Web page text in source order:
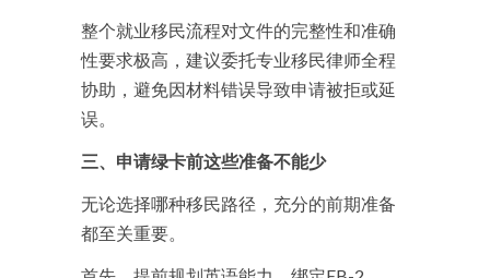
整个就业移民流程对文件的完整性和准确
性要求极高，建议委托专业移民律师全程
协助，避免因材料错误导致申请被拒或延
误。
三、申请绿卡前这些准备不能少
无论选择哪种移民路径，充分的前期准备
都至关重要。